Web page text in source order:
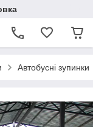
Автобусні зупинки